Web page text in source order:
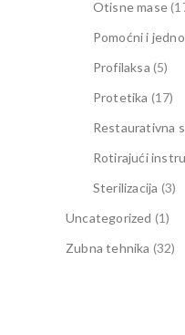
Otisne mase
Pomoćni i
Profilaksa (5)
Protetika (17)
Restaurativna
Rotirajući
Sterilizacija (3)
Uncategorized (1)
Zubna tehnika (32)